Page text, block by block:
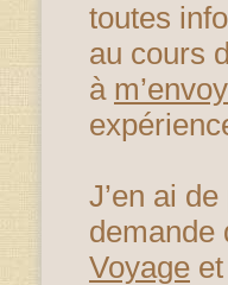
toutes
au cours
à
J’en ai
demande
Voyage